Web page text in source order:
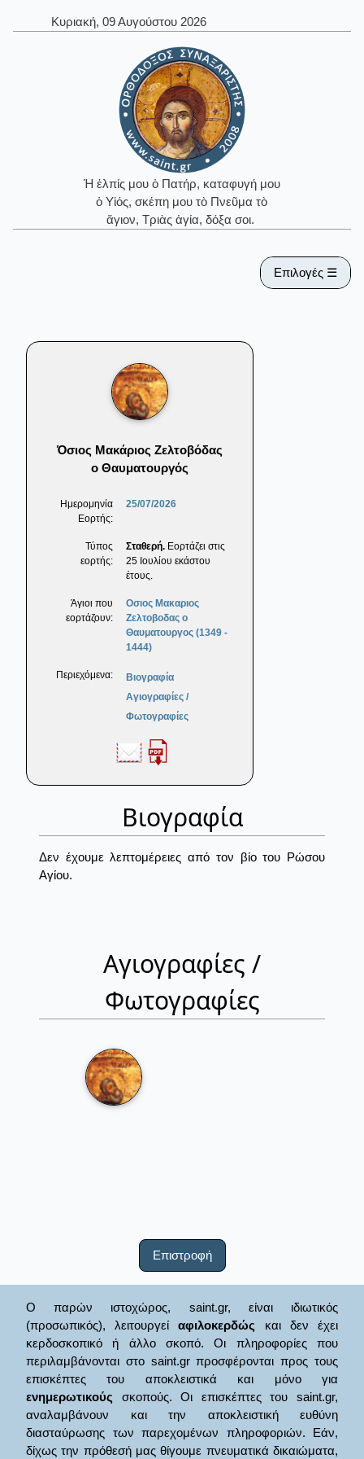
Κυριακή, 09 Αυγούστου 2026
Ἡ ἐλπίς μου ὁ Πατήρ, καταφυγή μου
ὁ Υἱός, σκέπη μου τὸ Πνεῦμα τὸ
ἅγιον, Τριὰς ἁγία, δόξα σοι.
Επιλογές ☰
Όσιος Μακάριος Ζελτοβόδας
ο Θαυματουργός
Ημερομηνία
Εορτής:
25/07/2026
Τύπος
εορτής:
Σταθερή. Εορτάζει στις
25 Ιουλίου εκάστου
έτους.
Άγιοι που
εορτάζουν:
Οσιος Μακαριος
Ζελτοβοδας ο
Θαυματουργος (1349 -
1444)
Περιεχόμενα:
Βιογραφία
Αγιογραφίες /
Φωτογραφίες
Βιογραφία
Δεν έχουμε λεπτομέρειες από τον βίο του Ρώσου
Αγίου.
Αγιογραφίες /
Φωτογραφίες
Επιστροφή
Ο παρών ιστοχώρος, saint.gr, είναι ιδιωτικός
(προσωπικός), λειτουργείαφιλοκερδώς και δεν έχει
κερδοσκοπικό ή άλλο σκοπό. Οι πληροφορίες που
περιλαμβάνονται στο saint.gr προσφέρονται προς τους
επισκέπτες του αποκλειστικά και μόνο για
ενημερωτικούς σκοπούς. Οι επισκέπτες του saint.gr,
αναλαμβάνουν και την αποκλειστική ευθύνη
διασταύρωσης των παρεχομένων πληροφοριών. Εάν,
δίχως την πρόθεσή μας θίγουμε πνευματικά δικαιώματα,